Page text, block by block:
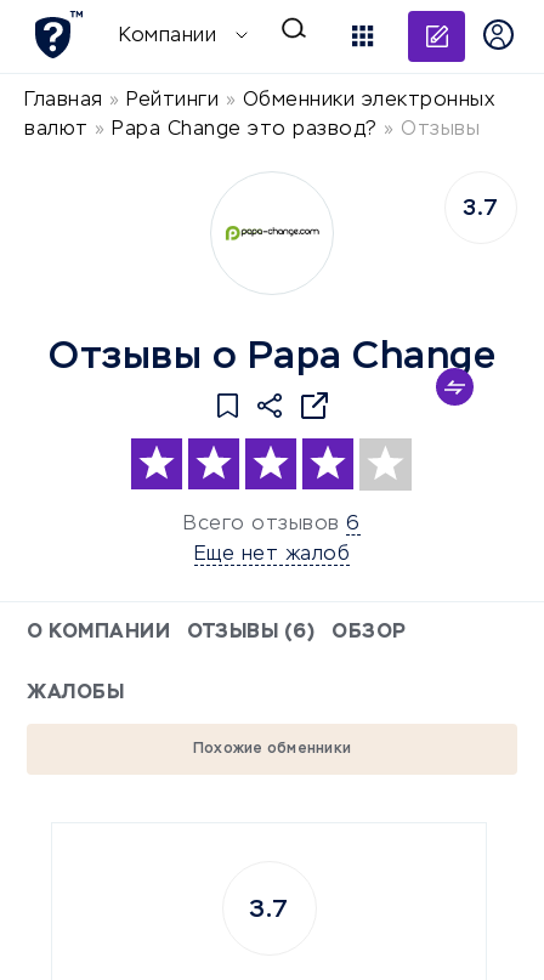
Компании
Главная » Рейтинги » Обменники электронных
валют » Papa Change это развод? » Отзывы
Отзывы о Papa Change
Всего отзывов 6
Еще нет жалоб
3.7
О КОМПАНИИ ОТЗЫВЫ (6) ОБЗОР
ЖАЛОБЫ
Похожие обменники
3.7